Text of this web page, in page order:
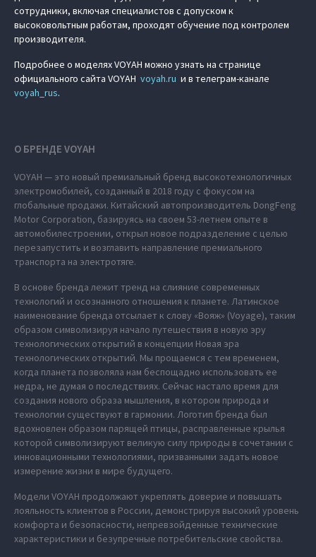
сотрудники, включая специалистов с допуском к
высоковольтным работам, проходят обучение под контролем
производителя.
Подробнее о моделях VOYAH можно узнать на странице
официального сайта VOYAH voyah.ru и в телеграм-канале
voyah_rus.
О БРЕНДЕ VOYAH
VOYAH — это новый премиальный бренд высокотехнологичных
электромобилей, созданный в 2018 году с фокусом на
глобальные продажи. Китайский автопроизводитель DongFeng
Motor Corporation, базируясь на своем 53-летнем опыте в
автомобилестроении, открыл новое подразделение с целью
перезапустить и возглавить направление премиального
транспорта на электротяге.
В основе бренда лежит тренд на слияние современных
технологий и осознанного отношения к планете. Латинское
наименование бренда отсылает к слову «Вояж» (Voyage), таким
образом символизируя начало путешествия в новую эру
технологических открытий в концепции Новая эра
технологических открытий. Мы прощаемся с тем временем,
когда планета позволяла нам беспощадно использовать ее
недра, не думая о последствиях. Сейчас настало время для
создания нового образа мышления, в котором природа и
технологии существуют в гармонии. Логотип бренда был
вдохновлен образом парящей птицы, расправленные крылья
которой символизируют великую силу природы в сочетании с
инновационными технологиями, призванными задать новое
измерение жизни в мире будущего.
Модели VOYAH продолжают укреплять доверие и повышать
лояльность клиентов в России, демонстрируя высокий уровень
комфорта и безопасности, непревзойденные технические
характеристики и безупречные потребительские свойства.